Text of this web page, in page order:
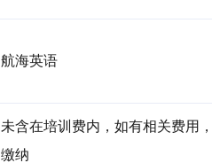
航海英语
未含在培训费内，如有相关费用
缴纳